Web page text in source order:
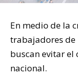
En medio de la
trabajadores
buscan evitar el
nacional.